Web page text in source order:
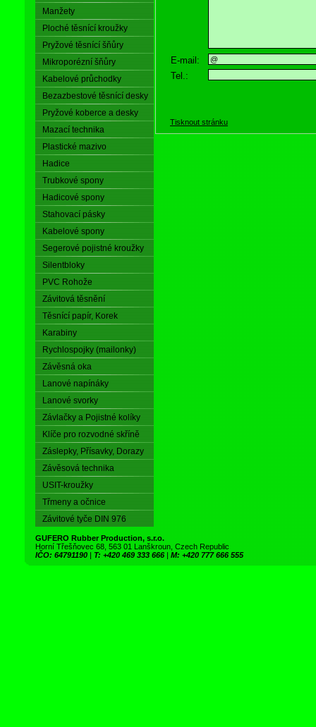
Manžety
Ploché těsnící kroužky
Pryžové těsnící šňůry
Mikroporézní šňůry
Kabelové průchodky
Bezazbestové těsnící desky
Pryžové koberce a desky
Mazací technika
Plastické mazivo
Hadice
Trubkové spony
Hadicové spony
Stahovací pásky
Kabelové spony
Segerové pojistné kroužky
Silentbloky
PVC Rohože
Závitová těsnění
Těsnící papír, Korek
Karabiny
Rychlospojky (mailonky)
Závěsná oka
Lanové napínáky
Lanové svorky
Závlačky a Pojistné kolíky
Klíče pro rozvodné skříně
Záslepky, Přísavky, Dorazy
Závěsová technika
USIT-kroužky
Třmeny a očnice
Závitové tyče DIN 976
E-mail:
Tel.:
Tisknout stránku
GUFERO Rubber Production, s.r.o.
Horní Třešňovec 68, 563 01 Lanškroun, Czech Republic
IČO: 64791190 | T: +420 469 333 666 | M: +420 777 666 555